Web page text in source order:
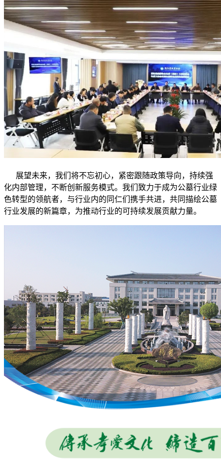
展望未来，我们将不忘初心，紧密跟随政策导向，持续强
化内部管理，不断创新服务模式。我们致力于成为公墓行业绿
色转型的领航者，与行业内的同仁们携手共进，共同描绘公墓
行业发展的新篇章，为推动行业的可持续发展贡献力量。